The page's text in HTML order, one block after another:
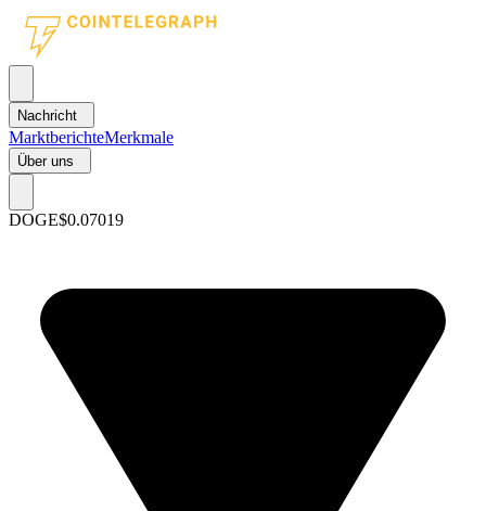
Nachricht
MarktberichteMerkmale
Über uns
DOGE$0.07019